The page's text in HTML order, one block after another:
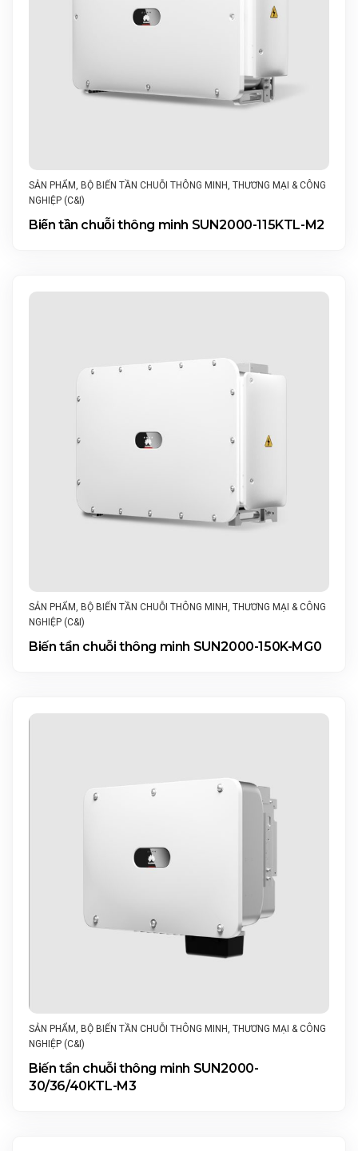
SẢN PHẨM BỘ BIẾN TẦN CHUỖI THÔNG MINH THƯƠNG MẠI & CÔNG
NGHIỆP (C&I)
Biến tần chuỗi thông minh SUN2000-115KTL-M2
SẢN PHẨM, BỘ BIẾN TẦN CHUỖI THÔNG MINH, THƯƠNG MẠI & CÔNG
NGHIỆP (C&I)
Biến tần chuỗi thông minh SUN2000-150K-MG0
SẢN PHẨM, BỘ BIẾN TẦN CHUỖI THÔNG MINH, THƯƠNG MẠI & CÔNG
NGHIỆP (C&I)
Biến tần chuỗi thông minh SUN2000-
30/36/40KTL-M3